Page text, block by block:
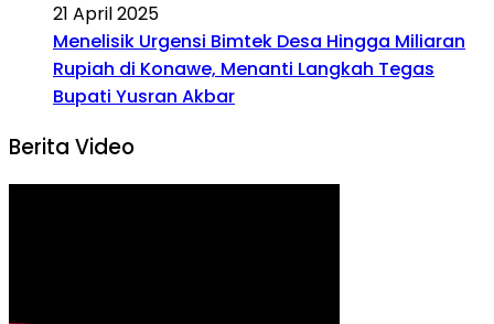
21 April 2025
Menelisik Urgensi Bimtek Desa Hingga Miliaran
Rupiah di Konawe, Menanti Langkah Tegas
Bupati Yusran Akbar
Berita Video